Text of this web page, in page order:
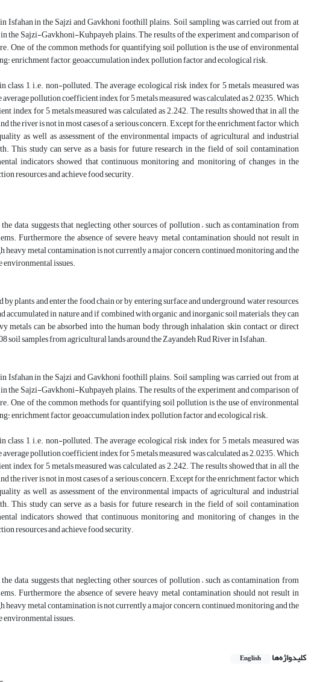
Isfahan in the Sajzi and Gavkhoni foothill plains. Soil sampling was carried out from at
the Sajzi-Gavkhoni-Kuhpayeh plains. The results of the experiment and comparison of
One of the common methods for quantifying soil pollution is the use of environmental
enrichment factor, geoaccumulation index, pollution factor and ecological risk.
class 1, i.e. non-polluted. The average ecological risk index for 5 metals measured was
pollution coefficient index for 5 metals measured was calculated as 2.0235. Which
for 5 metals measured was calculated as 2.242. The results showed that in all the
river is not in most cases of a serious concern. Except for the enrichment factor, which
as well as assessment of the environmental impacts of agricultural and industrial
This study can serve as a basis for future research in the field of soil contamination
indicators showed that continuous monitoring and monitoring of changes in the
resources and achieve food security.
data, suggests that neglecting other sources of pollution – such as contamination from
Furthermore, the absence of severe heavy metal contamination should not result in
metal contamination is not currently a major concern, continued monitoring and the
issues.
plants and enter the food chain or by entering surface and underground water resources,
in nature and if combined with organic and inorganic soil materials, they can
can be absorbed into the human body through inhalation, skin contact, or direct
soil samples from agricultural lands around the Zayandeh Rud River in Isfahan.
Isfahan in the Sajzi and Gavkhoni foothill plains. Soil sampling was carried out from at
the Sajzi-Gavkhoni-Kuhpayeh plains. The results of the experiment and comparison of
One of the common methods for quantifying soil pollution is the use of environmental
enrichment factor, geoaccumulation index, pollution factor and ecological risk.
class 1, i.e. non-polluted. The average ecological risk index for 5 metals measured was
pollution coefficient index for 5 metals measured was calculated as 2.0235. Which
for 5 metals measured was calculated as 2.242. The results showed that in all the
river is not in most cases of a serious concern. Except for the enrichment factor, which
as well as assessment of the environmental impacts of agricultural and industrial
This study can serve as a basis for future research in the field of soil contamination
indicators showed that continuous monitoring and monitoring of changes in the
resources and achieve food security.
data, suggests that neglecting other sources of pollution – such as contamination from
Furthermore, the absence of severe heavy metal contamination should not result in
metal contamination is not currently a major concern, continued monitoring and the
issues.
کلیدواژه‌ها English